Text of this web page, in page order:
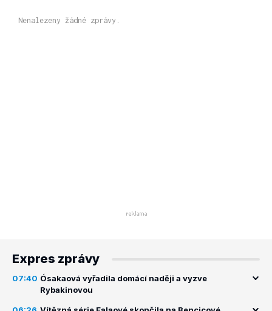
Nenalezeny žádné zprávy.
Expres zprávy
07:40 Ósakaová vyřadila domácí naději a vyzve
Rybakinovou